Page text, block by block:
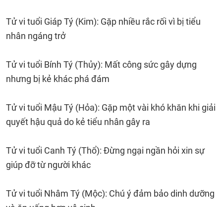
Tử vi tuổi Giáp Tý (Kim): Gặp nhiều rắc rối vì bị tiểu
nhân ngáng trở
Tử vi tuổi Bính Tý (Thủy): Mất công sức gây dựng
nhưng bị kẻ khác phá đám
Tử vi tuổi Mậu Tý (Hỏa): Gặp một vài khó khăn khi giải
quyết hậu quả do kẻ tiểu nhân gây ra
Tử vi tuổi Canh Tý (Thổ): Đừng ngại ngần hỏi xin sự
giúp đỡ từ người khác
Tử vi tuổi Nhâm Tý (Mộc): Chú ý đảm bảo dinh dưỡng